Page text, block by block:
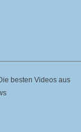
besten Videos aus